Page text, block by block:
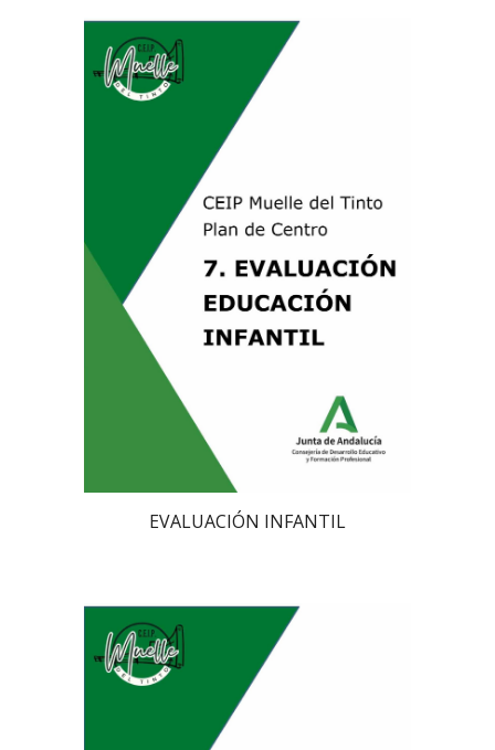
EVALUACIÓN INFANTIL